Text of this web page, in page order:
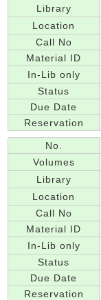
Library
Location
Call No
Material ID
In-Lib only
Status
Due Date
Reservation
No.
Volumes
Library
Location
Call No
Material ID
In-Lib only
Status
Due Date
Reservation